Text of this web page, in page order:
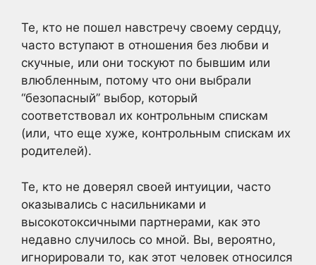
Те, кто не пошел навстречу своему сердцу,
часто вступают в отношения без любви и
скучные, или они тоскуют по бывшим или
влюбленным, потому что они выбрали
“безопасный” выбор, который
соответствовал их контрольным спискам
(или, что еще хуже, контрольным спискам их
родителей).
Те, кто не доверял своей интуиции, часто
оказывались с насильниками и
высокотоксичными партнерами, как это
недавно случилось со мной. Вы, вероятно,
игнорировали то, как этот человек относился